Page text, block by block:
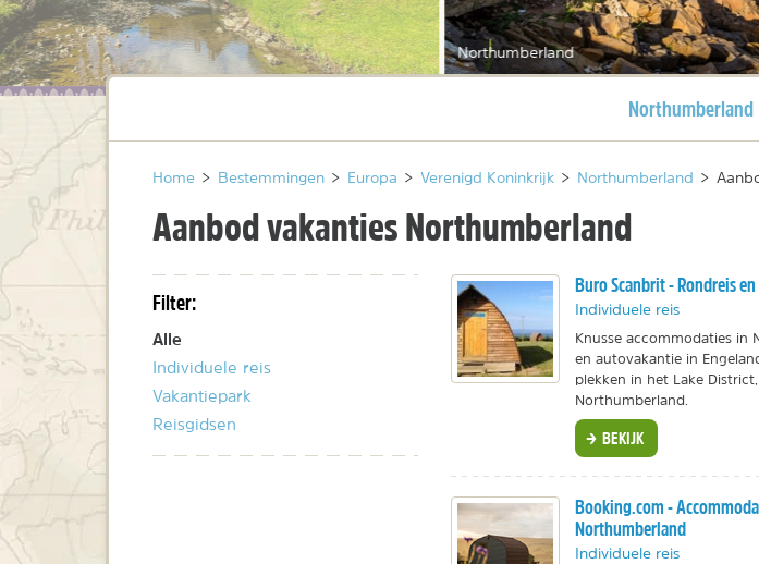
Northumberland
Huidige pagina
Northumberland
Home > Bestemmingen > Europa > Verenigd Koninkrijk > Northumberland >
Aanbod vakanties Northumberland
Filter:
Alle
Individuele reis
Vakantiepark
Reisgidsen
Buro Scanbrit - Rondreis
Individuele reis
Knusse accommodaties in
en autovakantie in
plekken in het Lake
Northumberland.
BEKIJK
Booking.com -
Northumberland
Individuele reis